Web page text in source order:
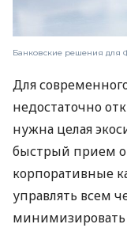
Банковские решения для
Для
недостаточно
нужна целая
быстрый прием
корпоративные
управлять всем